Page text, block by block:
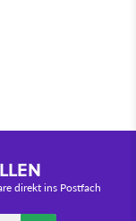
direkt ins Postfach